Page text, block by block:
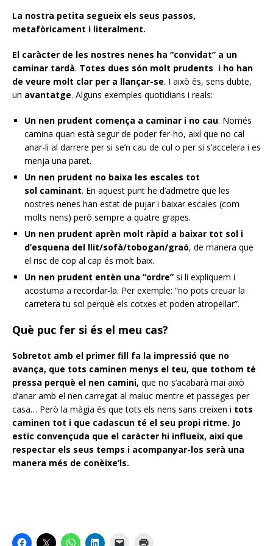
La nostra petita segueix els seus passos,
metafòricament i literalment.
El caràcter de les nostres nenes ha “convidat” a un
caminar tardà. Totes dues són molt prudents i ho han
de veure molt clar per a llançar-se. I això és, sens dubte,
un avantatge. Alguns exemples quotidians i reals:
Un nen prudent comença a caminar i no cau. Només
camina quan està segur de poder fer-ho, així que no cal
anar-li al darrere per si se’n cau de cul o per si s’accelera i es
menja una paret.
Un nen prudent no baixa les escales tot
sol caminant. En aquest punt he d’admetre que les
nostres nenes han estat de pujar i baixar escales (com
molts nens) però sempre a quatre grapes.
Un nen prudent aprèn molt ràpid a baixar tot sol i
d’esquena del llit/sofà/tobogan/graó, de manera que
el risc de cop al cap és molt baix.
Un nen prudent entèn una “ordre” si li expliquem i
acostuma a recordar-la. Per exemple: “no pots creuar la
carretera tu sol perquè els cotxes et poden atropellar”.
Què puc fer si és el meu cas?
Sobretot amb el primer fill fa la impressió que no
avança, que tots caminen menys el teu, que tothom té
pressa perquè el nen camini, que no s’acabarà mai això
d’anar amb el nen carregat al maluc mentre et passeges per
casa… Però la màgia és que tots els nens sans creixen i tots
caminen tot i que cadascun té el seu propi ritme. Jo
estic convençuda que el caràcter hi influeix, així que
respectar els seus temps i acompanyar-los serà una
manera més de conèixe’ls.